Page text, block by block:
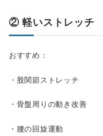
② 軽いストレッチ
おすすめ：
・股関節ストレッチ
・骨盤周りの動き改善
・腰の回旋運動